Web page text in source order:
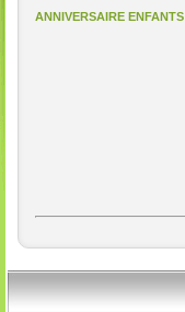
ANNIVERSAIRE ENFANTS